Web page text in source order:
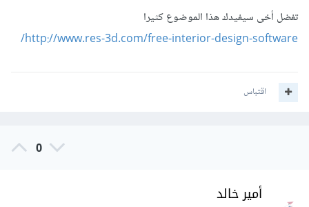
تفضل أخى سيفيدك هذا الموضوع كثيرا
http://www.res-3d.com/free-interior-design-software/
اقتباس
0
أمير خالد